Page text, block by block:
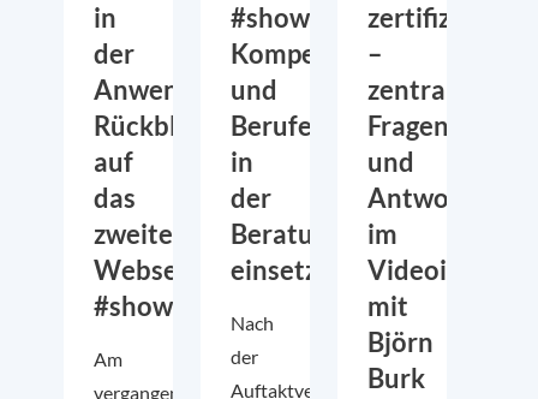
in
der
Anwendung:
Rückblick
auf
das
zweite
Webseminar
#showyourskills
Am
vergangenen
#showyourskills:
Kompetenz-
und
Berufekarten
in
der
Beratung
einsetzen
Nach
der
Auftaktveranstaltung
zertifizieren
–
zentrale
Fragen
und
Antworten
im
mit
Björn
Burk